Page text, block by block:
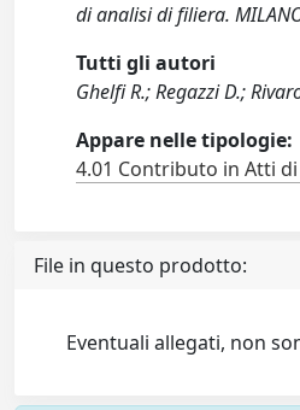
di analisi di filiera.
Tutti gli autori
Ghelfi R.; Regazzi D.;
Appare nelle tipologie:
4.01 Contributo in Atti
File in questo prodotto:
Eventuali allegati, non